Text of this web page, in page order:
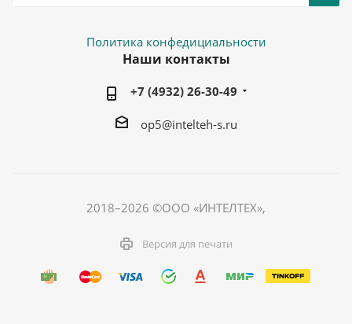
Политика конфедициальности
Наши контакты
+7 (4932) 26-30-49
op5@intelteh-s.ru
2018–2026 ©ООО «ИНТЕЛТЕХ»,
Версия для печати